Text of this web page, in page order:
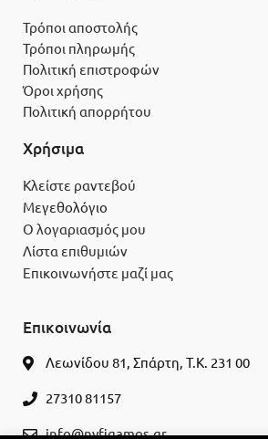
Τρόποι αποστολής
Τρόποι πληρωμής
Πολιτική επιστροφών
Όροι χρήσης
Πολιτική απορρήτου
Χρήσιμα
Κλείστε ραντεβού
Μεγεθολόγιο
Ο λογαριασμός μου
Λίστα επιθυμιών
Επικοινωνήστε μαζί μας
Επικοινωνία
Λεωνίδου 81, Σπάρτη, Τ.Κ. 231 00
27310 81157
info@nyfigamos.gr